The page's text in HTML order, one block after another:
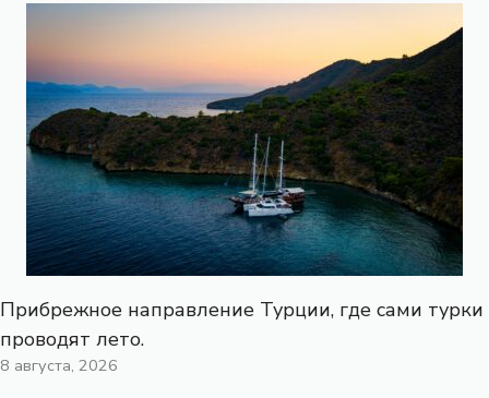
Прибрежное направление Турции, где сами турки
проводят лето.
8 августа, 2026